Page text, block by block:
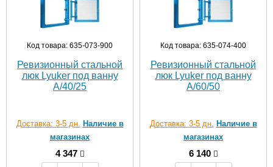
Код товара: 635-073-900
Ревизионный стальной
люк Lyuker под ванну
A/40/25
Доставка: 3-5 дн. Наличие в
магазинах
4 347
Код товара: 635-074-400
Ревизионный стальной
люк Lyuker под ванну
A/60/50
Доставка: 3-5 дн. Наличие в
магазинах
6 140